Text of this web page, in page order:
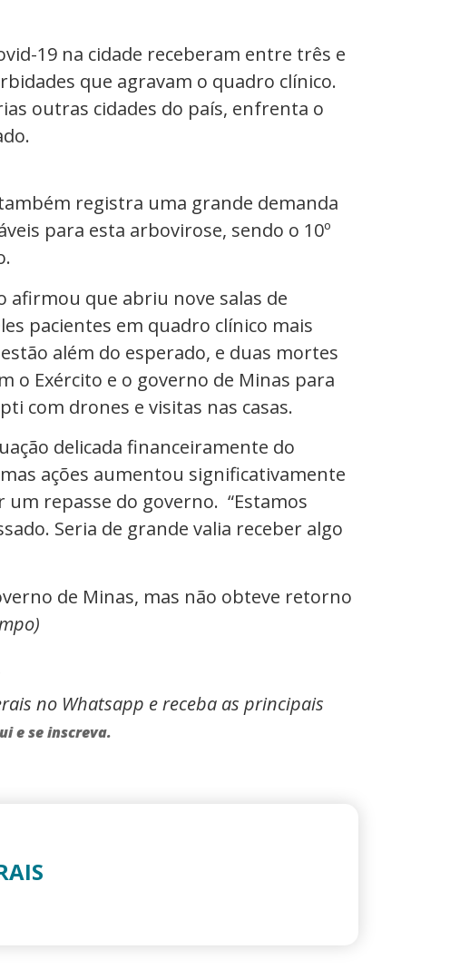
19 na cidade receberam entre três e
que agravam o quadro clínico.
outras cidades do país, enfrenta o
registra uma grande demanda
para esta arbovirose, sendo o 10º
afirmou que abriu nove salas de
pacientes em quadro clínico mais
além do esperado, e duas mortes
o Exército e o governo de Minas para
com drones e visitas nas casas.
delicada financeiramente do
ações aumentou significativamente
repasse do governo. “Estamos
Seria de grande valia receber algo
de Minas, mas não obteve retorno
no Whatsapp e receba as principais
e se inscreva.